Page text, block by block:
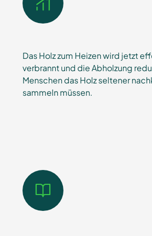
Das Holz zum Heizen wird jetzt
verbrannt und die Abholzung
Menschen das Holz seltener
sammeln müssen.